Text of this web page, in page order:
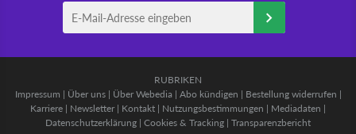
RUBRIKEN
Impressum | Über uns| Über Webedia | Abo kündigen | Bestellung widerrufen |
Karriere | Newsletter | Kontakt | Nutzungsbestimmungen | Mediadaten |
Datenschutzerklärung | Cookies & Tracking | Transparenzbericht